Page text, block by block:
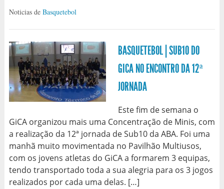
Noticias de Basquetebol
BASQUETEBOL | SUB10 DO
GICA NO ENCONTRO DA 12ª
JORNADA
Este fim de semana o
GiCA organizou mais uma Concentração de Minis, com
a realização da 12ª jornada de Sub10 da ABA. Foi uma
manhã muito movimentada no Pavilhão Multiusos,
com os jovens atletas do GiCA a formarem 3 equipas,
tendo transportado toda a sua alegria para os 3 jogos
realizados por cada uma delas. […]